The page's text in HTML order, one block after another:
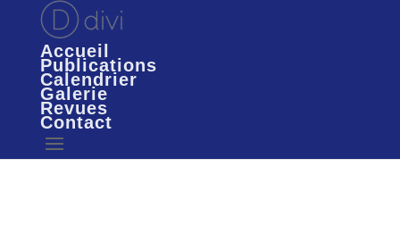
Accueil
Publications
Calendrier
Galerie
Revues
Contact